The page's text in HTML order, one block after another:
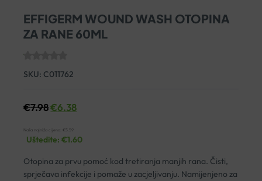
EFFIGERM WOUND WASH OTOPINA
ZA RANE 60ML
SKU: C011762
€7.98€6.38
Naša najniža cijena: € 5.59
Uštedite:€1.60
Otopina za prvu pomoć kod tretiranja manjih rana. Čisti,
sprječava infekcije i pomaže u zacjeljivanju. Namijenjeno za